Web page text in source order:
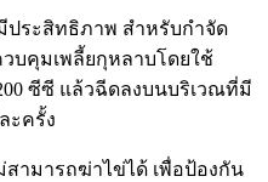
ประสิทธิภาพ สำหรับกำจัด
บคุมเพลี้ยกุหลาบโดยใช้
ซีซี แล้วฉีดลงบนบริเวณที่มี
ะครั้ง
ามารถฆ่าไข่ได้ เพื่อป้องกัน